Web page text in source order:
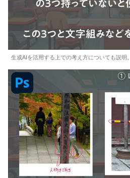
生成AIを活用する上での考え方についても説明。